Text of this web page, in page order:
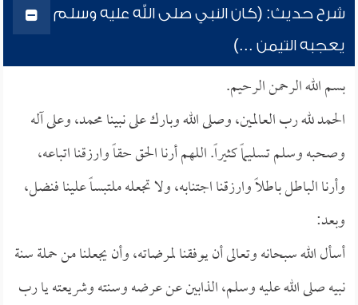
شرح حديث: (كان النبي صلى الله عليه وسلم
يعجبه التيمن ...)
بسم الله الرحمن الرحيم.
الحمد لله رب العالمين، وصلى الله وبارك على نبينا محمد، وعلى آله
وصحبه وسلم تسليماً كثيراً. اللهم أرنا الحق حقاً وارزقنا اتباعه،
وأرنا الباطل باطلاً وارزقنا اجتنابه، ولا تجعله ملتبساً علينا فنضل،
وبعد:
أسأل الله سبحانه وتعالى أن يوفقنا لمرضاته، وأن يجعلنا من حملة سنة
نبيه صلى الله عليه وسلم، الذابين عن عرضه وسنته وشريعته يا رب